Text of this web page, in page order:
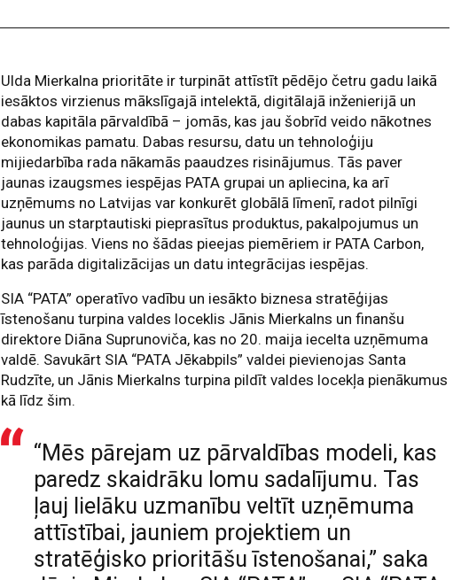
Ulda Mierkalna prioritāte ir turpināt attīstīt pēdējo četru gadu laikā
iesāktos virzienus mākslīgajā intelektā, digitālajā inženierijā un
dabas kapitāla pārvaldībā – jomās, kas jau šobrīd veido nākotnes
ekonomikas pamatu. Dabas resursu, datu un tehnoloģiju
mijiedarbība rada nākamās paaudzes risinājumus. Tās paver
jaunas izaugsmes iespējas PATA grupai un apliecina, ka arī
uzņēmums no Latvijas var konkurēt globālā līmenī, radot pilnīgi
jaunus un starptautiski pieprasītus produktus, pakalpojumus un
tehnoloģijas. Viens no šādas pieejas piemēriem ir PATA Carbon,
kas parāda digitalizācijas un datu integrācijas iespējas.
SIA “PATA” operatīvo vadību un iesākto biznesa stratēģijas
īstenošanu turpina valdes loceklis Jānis Mierkalns un finanšu
direktore Diāna Suprunoviča, kas no 20. maija iecelta uzņēmuma
valdē. Savukārt SIA “PATA Jēkabpils” valdei pievienojas Santa
Rudzīte, un Jānis Mierkalns turpina pildīt valdes locekļa pienākumus
kā līdz šim.
“Mēs pārejam uz pārvaldības modeli, kas
paredz skaidrāku lomu sadalījumu. Tas
ļauj lielāku uzmanību veltīt uzņēmuma
attīstībai, jauniem projektiem un
stratēģisko prioritāšu īstenošanai,” saka